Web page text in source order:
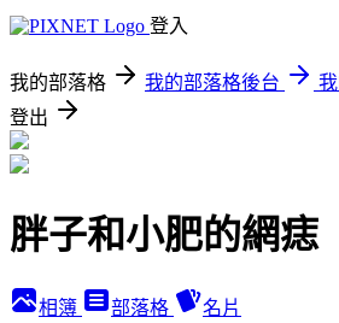
登入
我的部落格 我的部落格後台
登出
胖子和小肥的網痣
相簿 部落格 名片